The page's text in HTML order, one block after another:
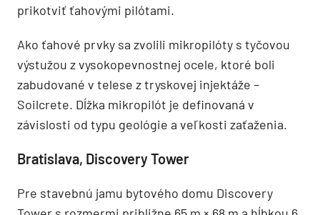
prikotviť ťahovými pilótami.
Ako ťahové prvky sa zvolili mikropilóty s tyčovou
výstužou z vysokopevnostnej ocele, ktoré boli
zabudované v telese z tryskovej injektáže –
Soilcrete. Dĺžka mikropilót je definovaná v
závislosti od typu geológie a veľkosti zaťaženia.
Bratislava, Discovery Tower
Pre stavebnú jamu bytového domu Discovery